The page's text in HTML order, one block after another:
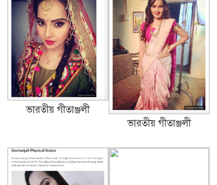
ভারতীয় গীতাঞ্জলী
ভারতীয় গীতাঞ্জলী